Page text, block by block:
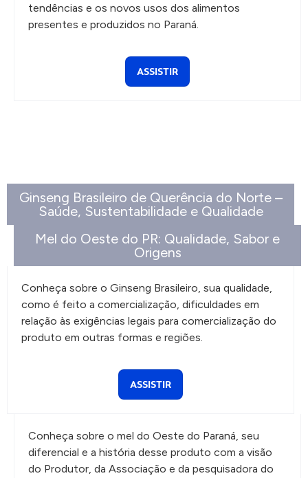
tendências e os novos usos dos alimentos
presentes e produzidos no Paraná.
ASSISTIR
Ginseng Brasileiro de Querência do Norte –
Saúde, Sustentabilidade e Qualidade
Mel do Oeste do PR: Qualidade, Sabor e
Origens
Conheça sobre o Ginseng Brasileiro, sua qualidade,
como é feito a comercialização, dificuldades em
relação às exigências legais para comercialização do
produto em outras formas e regiões.
ASSISTIR
Conheça sobre o mel do Oeste do Paraná, seu
diferencial e a história desse produto com a visão
do Produtor, da Associação e da pesquisadora do